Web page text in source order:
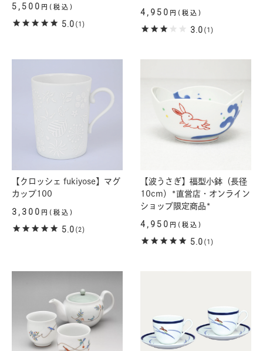
5,500 円(税込)
5.0 (1)
4,950 円(税込)
3.0 (1)
【クロッシェ fukiyose】マグ
カップ100
3,300 円(税込)
5.0 (2)
【波うさぎ】福型小鉢（長径
10cm）*直営店・オンライン
ショップ限定商品*
4,950 円(税込)
5.0 (1)